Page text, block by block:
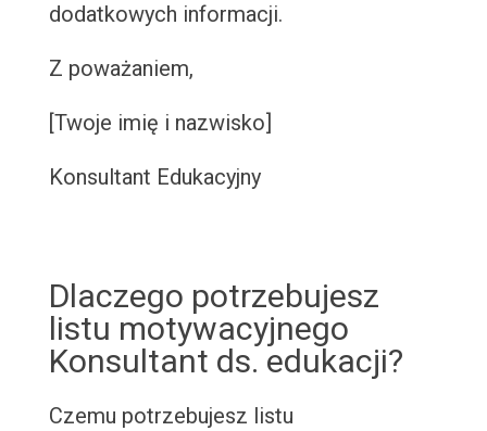
dodatkowych informacji.
Z poważaniem,
[Twoje imię i nazwisko]
Konsultant Edukacyjny
Dlaczego potrzebujesz
listu motywacyjnego
Konsultant ds. edukacji?
Czemu potrzebujesz listu